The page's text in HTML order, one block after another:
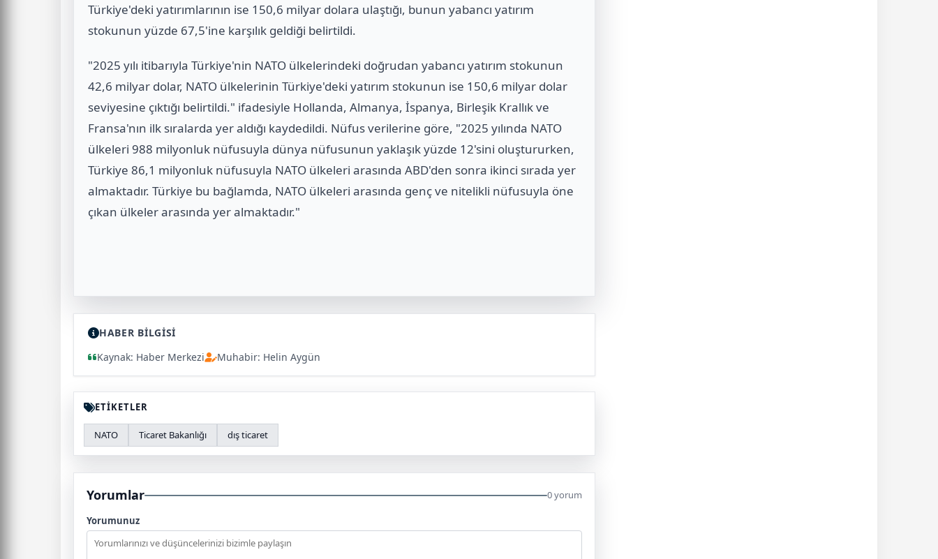
Türkiye'deki yatırımlarının ise 150,6 milyar dolara ulaştığı, bunun yabancı yatırım
stokunun yüzde 67,5'ine karşılık geldiği belirtildi.
"2025 yılı itibarıyla Türkiye'nin NATO ülkelerindeki doğrudan yabancı yatırım stokunun
42,6 milyar dolar, NATO ülkelerinin Türkiye'deki yatırım stokunun ise 150,6 milyar dolar
seviyesine çıktığı belirtildi." ifadesiyle Hollanda, Almanya, İspanya, Birleşik Krallık ve
Fransa'nın ilk sıralarda yer aldığı kaydedildi. Nüfus verilerine göre, "2025 yılında NATO
ülkeleri 988 milyonluk nüfusuyla dünya nüfusunun yaklaşık yüzde 12'sini oluştururken,
Türkiye 86,1 milyonluk nüfusuyla NATO ülkeleri arasında ABD'den sonra ikinci sırada yer
almaktadır. Türkiye bu bağlamda, NATO ülkeleri arasında genç ve nitelikli nüfusuyla öne
çıkan ülkeler arasında yer almaktadır."
HABER BİLGİSİ
Kaynak: Haber Merkezi
Muhabir: Helin Aygün
ETİKETLER
NATO Ticaret Bakanlığı dış ticaret
Yorumlar 0 yorum
Yorumunuz